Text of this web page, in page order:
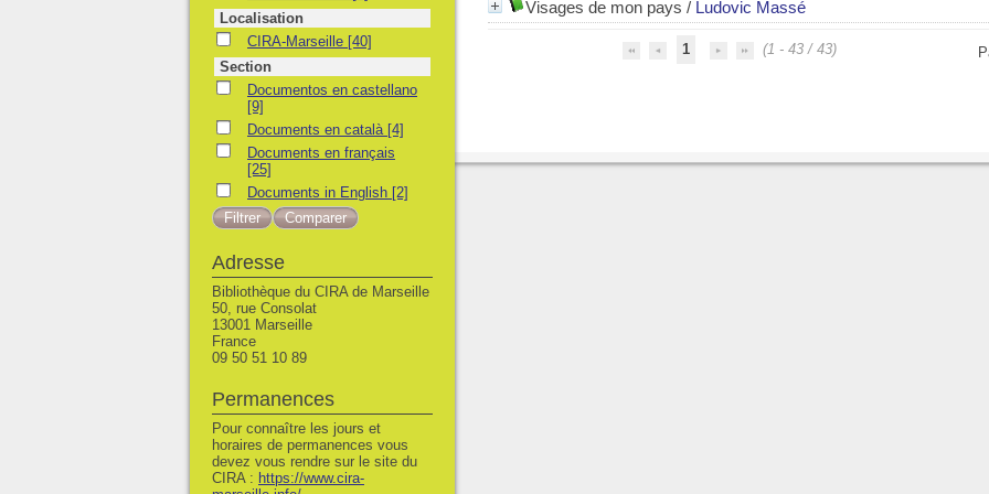
Visages de mon pays / Ludovic Massé
1 (1 - 43 / 43)
Localisation
CIRA-Marseille
CIRA-Marseille [40]
Section
Documentos en castellano
Documentos en castellano
[9]
Documents en català
Documents en català [4]
Documents en français
Documents en français
[25]
Documents in English
Documents in English [2]
Adresse
Bibliothèque du CIRA de Marseille
50, rue Consolat
13001 Marseille
France
09 50 51 10 89
Permanences
Pour connaître les jours et
horaires de permanences vous
devez vous rendre sur le site du
CIRA : https://www.cira-